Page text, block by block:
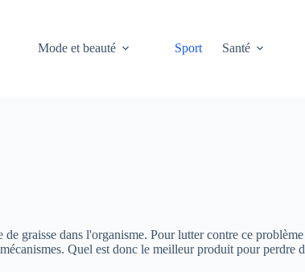
Mode et beauté Sport Santé
graisse dans l'organisme. Pour lutter contre ce
Quel est donc le meilleur produit pour perdre